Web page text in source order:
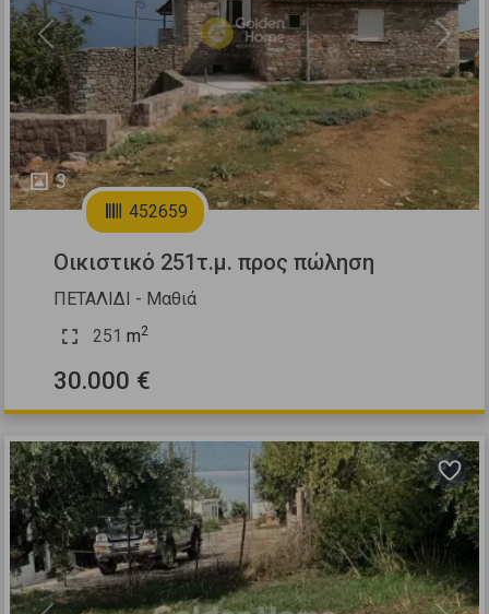
3
Previous Next
452659
Οικιστικό 251τ.μ. προς πώληση
ΠΕΤΑΛΙΔΙ - Μαθιά
251 m2
30.000 €